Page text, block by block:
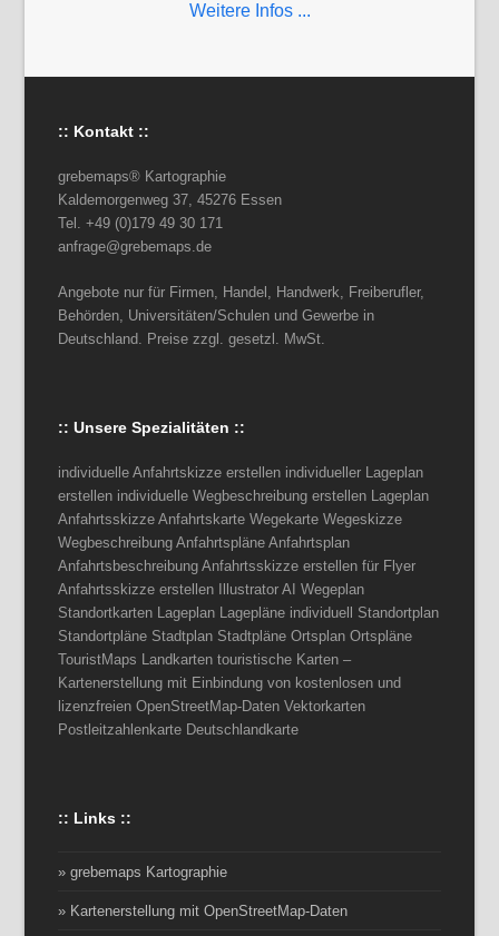
Weitere Infos ...
:: Kontakt ::
grebemaps® Kartographie
Kaldemorgenweg 37, 45276 Essen
Tel. +49 (0)179 49 30 171
anfrage@grebemaps.de
Angebote nur für Firmen, Handel, Handwerk, Freiberufler,
Behörden, Universitäten/Schulen und Gewerbe in
Deutschland. Preise zzgl. gesetzl. MwSt.
:: Unsere Spezialitäten ::
individuelle Anfahrtskizze erstellen individueller Lageplan
erstellen individuelle Wegbeschreibung erstellen Lageplan
Anfahrtsskizze Anfahrtskarte Wegekarte Wegeskizze
Wegbeschreibung Anfahrtspläne Anfahrtsplan
Anfahrtsbeschreibung Anfahrtsskizze erstellen für Flyer
Anfahrtsskizze erstellen Illustrator AI Wegeplan
Standortkarten Lageplan Lagepläne individuell Standortplan
Standortpläne Stadtplan Stadtpläne Ortsplan Ortspläne
TouristMaps Landkarten touristische Karten –
Kartenerstellung mit Einbindung von kostenlosen und
lizenzfreien OpenStreetMap-Daten Vektorkarten
Postleitzahlenkarte Deutschlandkarte
:: Links ::
» grebemaps Kartographie
» Kartenerstellung mit OpenStreetMap-Daten